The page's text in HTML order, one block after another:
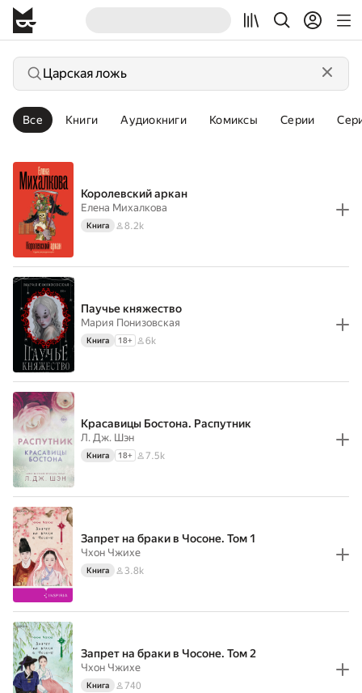
Все Книги Аудиокниги Комиксы Серии
Королевский аркан
Елена Михалкова
Книга 8.2k
Паучье княжество
Мария Понизовская
Книга 18+ 6k
Красавицы Бостона. Распутник
Л. Дж. Шэн
Книга 18+ 7.5k
Запрет на браки в Чосоне. Том 1
Чхон Чжихе
Книга 3.8k
Запрет на браки в Чосоне. Том 2
Чхон Чжихе
Книга 740